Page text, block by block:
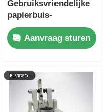
Gebruiksvriendelijke
papierbuis-
verbrijzelsterktetester
met touchscreen-
interface en
retourfunctie
Aanvraag sturen